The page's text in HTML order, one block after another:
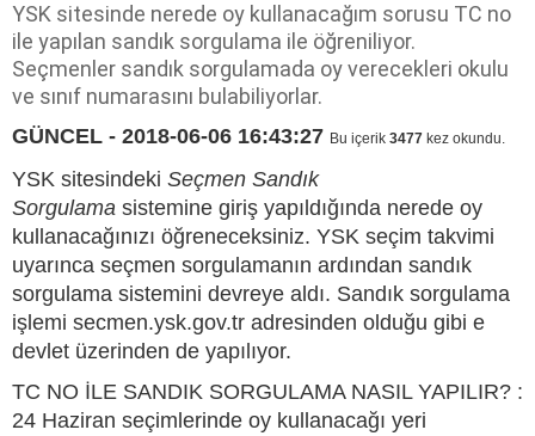
YSK sitesinde nerede oy kullanacağım sorusu TC no
ile yapılan sandık sorgulama ile öğreniliyor.
Seçmenler sandık sorgulamada oy verecekleri okulu
ve sınıf numarasını bulabiliyorlar.
GÜNCEL - 2018-06-06 16:43:27 Bu içerik 3477 kez okundu.
YSK sitesindeki Seçmen Sandık
Sorgulama sistemine giriş yapıldığında nerede oy
kullanacağınızı öğreneceksiniz. YSK seçim takvimi
uyarınca seçmen sorgulamanın ardından sandık
sorgulama sistemini devreye aldı. Sandık sorgulama
işlemi secmen.ysk.gov.tr adresinden olduğu gibi e
devlet üzerinden de yapılıyor.
TC NO İLE SANDIK SORGULAMA NASIL YAPILIR? :
24 Haziran seçimlerinde oy kullanacağı yeri